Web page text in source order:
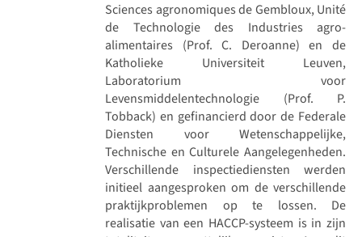
Sciences agronomiques de Gembloux, Unité
de Technologie des Industries agro-
alimentaires (Prof. C. Deroanne) en de
Katholieke Universiteit Leuven,
Laboratorium voor
Levensmiddelentechnologie (Prof. P.
Tobback) en gefinancierd door de Federale
Diensten voor Wetenschappelijke,
Technische en Culturele Aangelegenheden.
Verschillende inspectiediensten werden
initieel aangesproken om de verschillende
praktijkproblemen op te lossen. De
realisatie van een HACCP-systeem is in zijn